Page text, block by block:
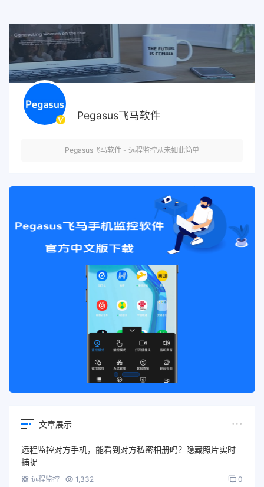
Pegasus飞马软件
Pegasus飞马软件 - 远程监控从未如此简单
文章展示
远程监控对方手机，能看到对方私密相册吗？隐藏照片实时
捕捉
远程监控 1,332 0